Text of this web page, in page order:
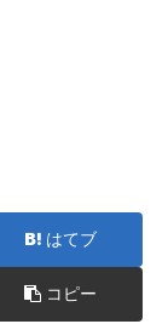
はてブ
コピー